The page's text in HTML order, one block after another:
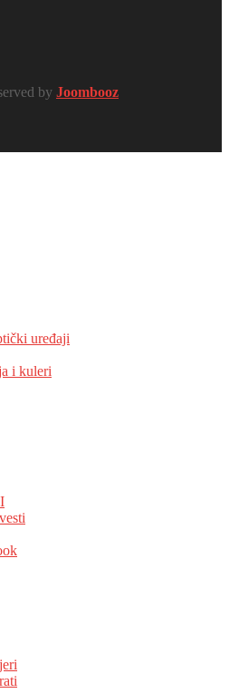
by Joombooz
uređaji
i kuleri